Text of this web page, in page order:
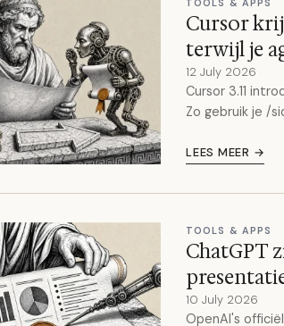
TOOLS & APPS
Cursor
terwijl je
12 July 2026
Cursor 3.11
Zo gebruik je /
LEES MEER →
TOOLS & APPS
ChatGPT
10 July 2026
OpenAI's